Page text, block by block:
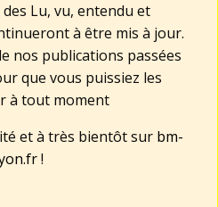
Lu, vu, entendu et
à être mis à jour.
nos publications passées
que vous puissiez les
à tout moment
et à très bientôt sur bm-
!